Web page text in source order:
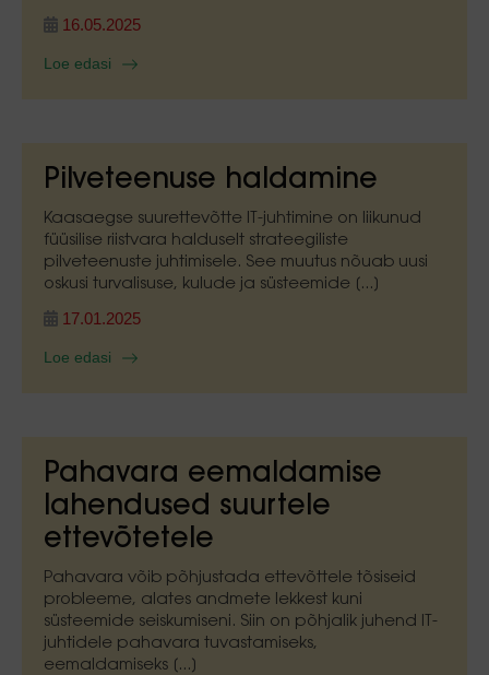
16.05.2025
Loe edasi
Pilveteenuse haldamine
Kaasaegse suurettevõtte IT-juhtimine on liikunud
füüsilise riistvara halduselt strateegiliste
pilveteenuste juhtimisele. See muutus nõuab uusi
oskusi turvalisuse, kulude ja süsteemide [...]
17.01.2025
Loe edasi
Pahavara eemaldamise
lahendused suurtele
ettevõtetele
Pahavara võib põhjustada ettevõttele tõsiseid
probleeme, alates andmete lekkest kuni
süsteemide seiskumiseni. Siin on põhjalik juhend IT-
juhtidele pahavara tuvastamiseks,
eemaldamiseks [...]